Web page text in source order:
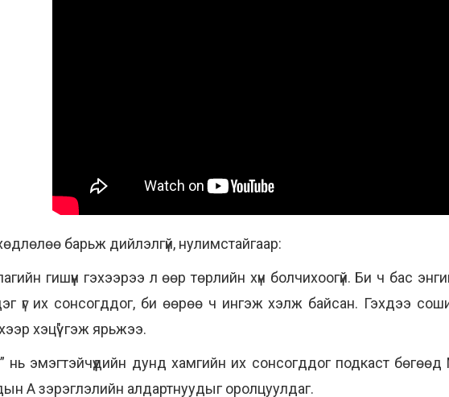
барьж дийлэлгүй, нулимстайгаар:
гишүүн гэхээрээ л өөр төрлийн хүн болчихоогүй. Би ч бас
үг их сонсогддог, би өөрөө ч ингэж хэлж байсан. Гэхдээ
хэцүү" гэж ярьжээ.
нь эмэгтэйчүүдийн дунд хамгийн их сонсогддог подкаст
A зэрэглэлийн алдартнуудыг оролцуулдаг.